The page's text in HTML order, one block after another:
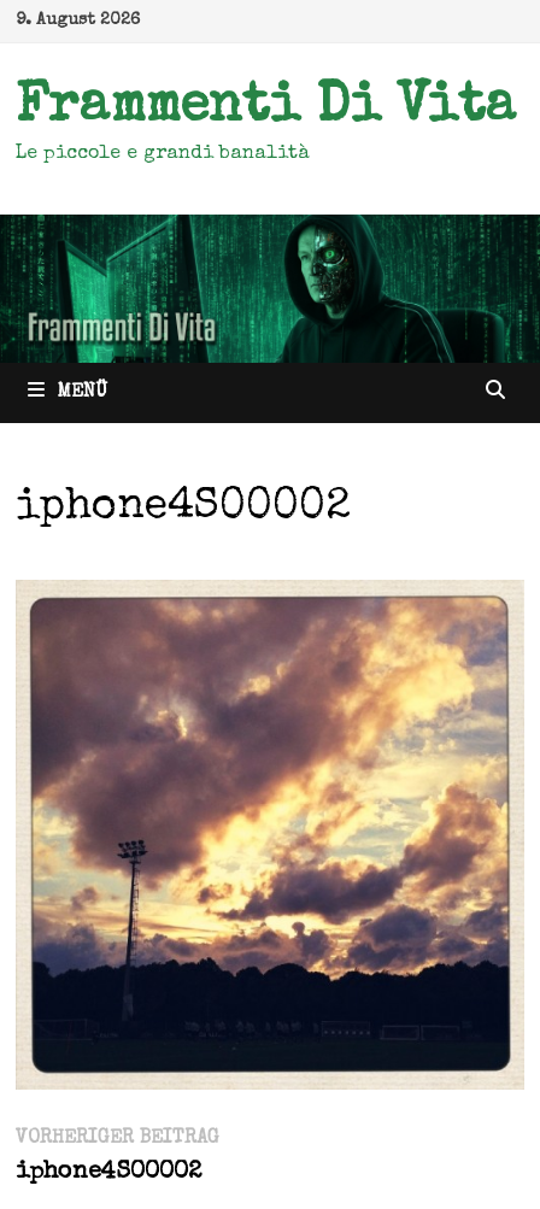
Zum
springen
9. August 2026
Frammenti Di Vita
Le piccole e grandi banalità
MENÜ
iphone4S00002
Beitragsnavigation
VORHERIGER BEITRAGVorheriger
iphone4S00002